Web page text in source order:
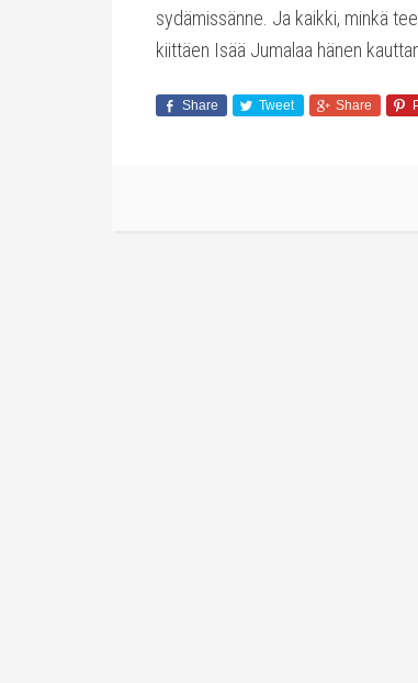
sydämissänne. Ja kaikki, minkä
kiittäen Isää Jumalaa hänen
Share Tweet Share